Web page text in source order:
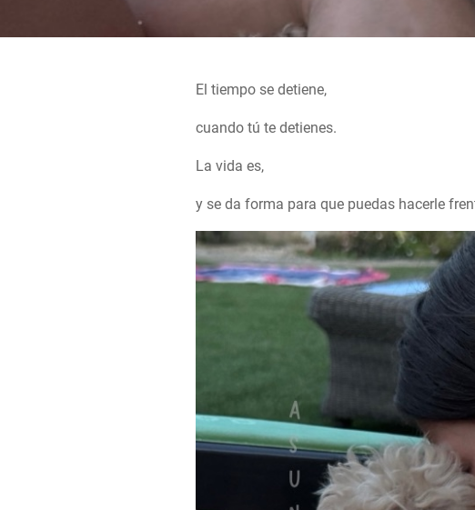
El tiempo se detiene,
cuando tú te detienes.
La vida es,
y se da forma para que puedas hacerle